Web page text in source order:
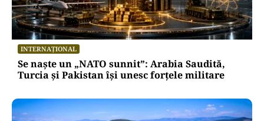
INTERNAȚIONAL
Se naște un „NATO sunnit”: Arabia Saudită,
Turcia și Pakistan își unesc forțele militare